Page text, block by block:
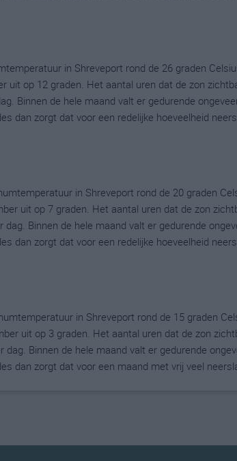
in Shreveport rond de 26 graden
uit op 12 graden. Het aantal uren dat de zon
Binnen de hele maand valt er gedurende
dan zorgt dat voor een redelijke hoeveelheid
in Shreveport rond de 20 graden
uit op 7 graden. Het aantal uren dat de zon
Binnen de hele maand valt er gedurende
dan zorgt dat voor een redelijke hoeveelheid
in Shreveport rond de 15 graden
uit op 3 graden. Het aantal uren dat de zon
Binnen de hele maand valt er gedurende
dan zorgt dat voor een maand met vrij veel